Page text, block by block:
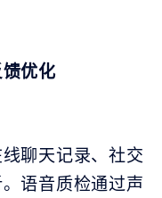
优化
聊天记录、社交
语音质检通过声